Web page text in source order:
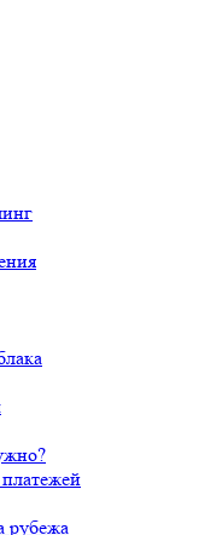
рубежа